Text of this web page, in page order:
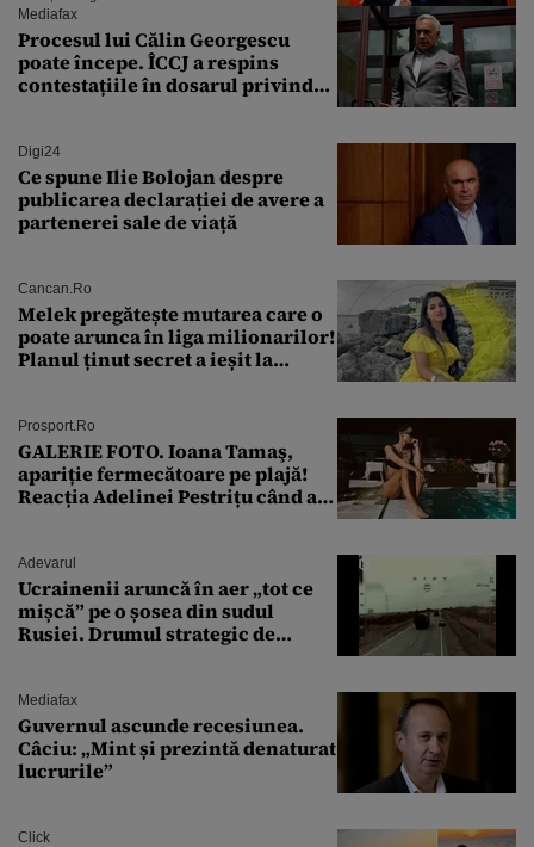
orientarea spre vest a Ankarei
Mediafax
Procesul lui Călin Georgescu
poate începe. ÎCCJ a respins
contestațiile în dosarul privind
Digi24
Ce spune Ilie Bolojan despre
publicarea declarației de avere a
partenerei sale de viață
Cancan.ro
Melek pregătește mutarea care o
poate arunca în liga milionarilor!
Planul ținut secret a ieșit la
Prosport.ro
GALERIE FOTO. Ioana Tamaş,
apariție fermecătoare pe plajă!
Reacția Adelinei Pestrițu când a
Adevarul
Ucrainenii aruncă în aer „tot ce
mișcă” pe o șosea din sudul
Rusiei. Drumul strategic de
Mediafax
Guvernul ascunde recesiunea.
Câciu: „Mint și prezintă denaturat
lucrurile”
Click